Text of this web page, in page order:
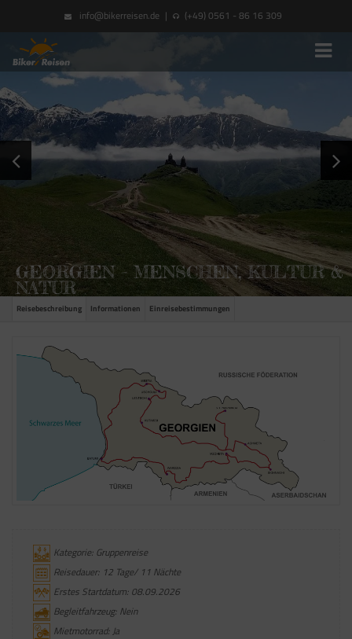
info@bikerreisen.de | (+49) 0561 - 86 16 309
GEORGIEN – MENSCHEN, KULTUR &
NATUR
Reisebeschreibung Informationen Einreisebestimmungen
Kategorie: Gruppenreise
Reisedauer: 12 Tage/ 11 Nächte
Erstes Startdatum: 08.09.2026
Begleitfahrzeug: Nein
Mietmotorrad: Ja